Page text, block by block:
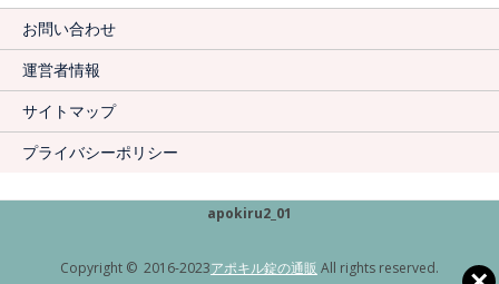
お問い合わせ
運営者情報
サイトマップ
プライバシーポリシー
apokiru2_01
Copyright © 2016-2023アポキル錠の通販 All rights reserved.